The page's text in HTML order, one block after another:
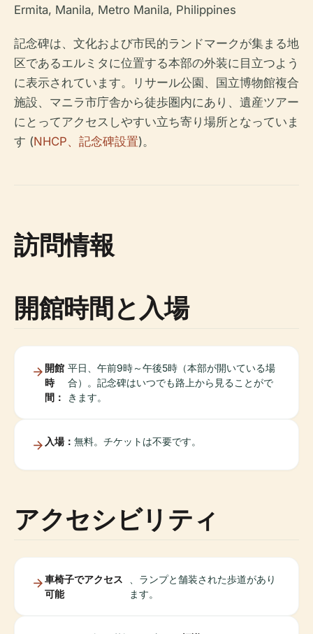
Ermita, Manila, Metro Manila, Philippines
記念碑は、文化および市民的ランドマークが集まる地
区であるエルミタに位置する本部の外装に目立つよう
に表示されています。リサール公園、国立博物館複合
施設、マニラ市庁舎から徒歩圏内にあり、遺産ツアー
にとってアクセスしやすい立ち寄り場所となっていま
す (NHCP、記念碑設置)。
訪問情報
開館時間と入場
開館
時
間：
平日、午前9時～午後5時（本部が開いている場
合）。記念碑はいつでも路上から見ることがで
きます。
入場： 無料。チケットは不要です。
アクセシビリティ
車椅子でアクセス
可能
、ランプと舗装された歩道があり
ます。